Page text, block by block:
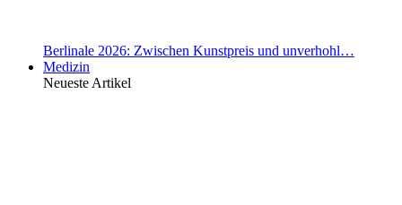
Berlinale 2026: Zwischen Kunstpreis und unverhohl…
Medizin
Neueste Artikel